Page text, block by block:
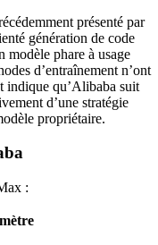
présenté par
génération de code
phare à usage
d’entraînement n’ont
indique qu’Alibaba suit
d’une stratégie
propriétaire.
: